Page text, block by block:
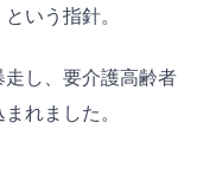
いう指針。
し、要介護高齢者
れました。